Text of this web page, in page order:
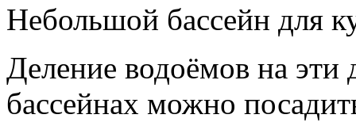
Небольшой бассейн для
Деление водоёмов на
бассейнах можно